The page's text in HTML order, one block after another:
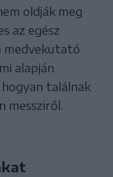
oldják meg
az egész
medvekutató
alapján
találnak
messziről.